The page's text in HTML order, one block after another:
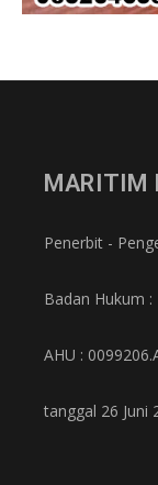
MARITIM
Penerbit -
Badan Hukum :
AHU :
tanggal 26 Juni